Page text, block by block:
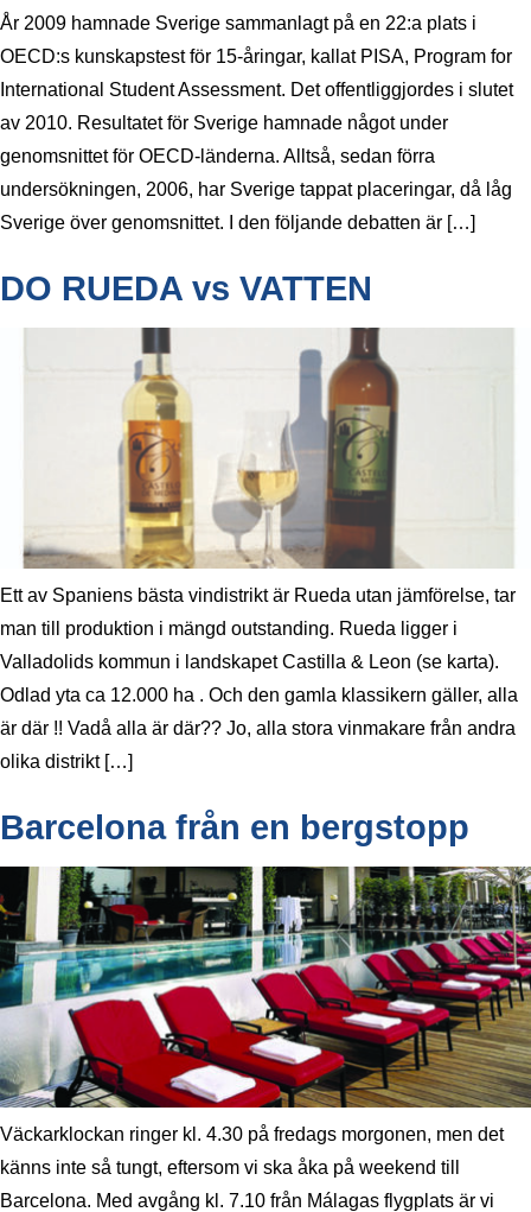
År 2009 hamnade Sverige sammanlagt på en 22:a plats i
OECD:s kunskapstest för 15-åringar, kallat PISA, Program for
International Student Assessment. Det offentliggjordes i slutet
av 2010. Resultatet för Sverige hamnade något under
genomsnittet för OECD-länderna. Alltså, sedan förra
undersökningen, 2006, har Sverige tappat placeringar, då låg
Sverige över genomsnittet. I den följande debatten är […]
DO RUEDA vs VATTEN
Ett av Spaniens bästa vindistrikt är Rueda utan jämförelse, tar
man till produktion i mängd outstanding. Rueda ligger i
Valladolids kommun i landskapet Castilla & Leon (se karta).
Odlad yta ca 12.000 ha . Och den gamla klassikern gäller, alla
är där !! Vadå alla är där?? Jo, alla stora vinmakare från andra
olika distrikt […]
Barcelona från en bergstopp
Väckarklockan ringer kl. 4.30 på fredags morgonen, men det
känns inte så tungt, eftersom vi ska åka på weekend till
Barcelona. Med avgång kl. 7.10 från Málagas flygplats är vi